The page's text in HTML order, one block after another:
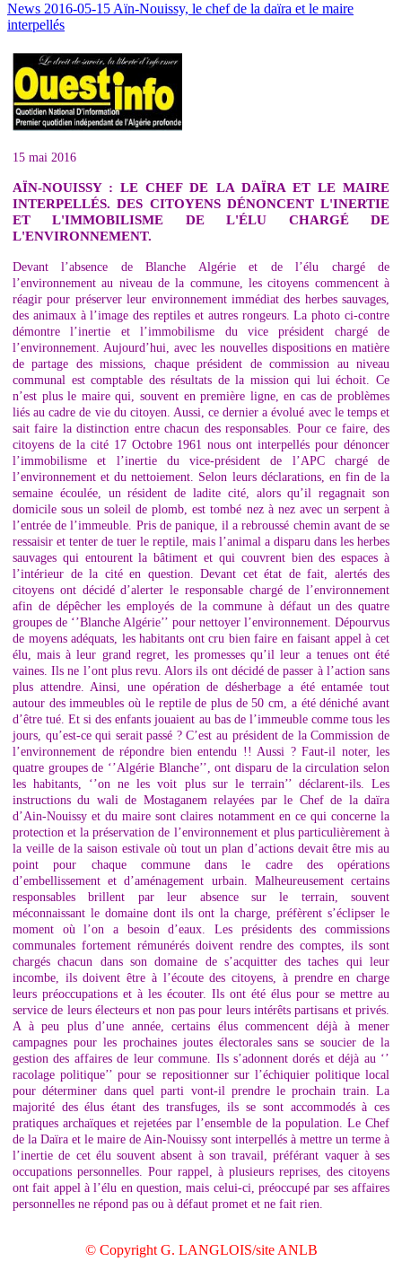
News 2016-05-15 Aïn-Nouissy, le chef de la daïra et le maire
interpellés
15 mai 2016
AÏN-NOUISSY : LE CHEF DE LA DAÏRA ET LE MAIRE
INTERPELLÉS. DES CITOYENS DÉNONCENT L'INERTIE
ET L'IMMOBILISME DE L'ÉLU CHARGÉ DE
L'ENVIRONNEMENT.
Devant l’absence de Blanche Algérie et de l’élu chargé de
l’environnement au niveau de la commune, les citoyens commencent à
réagir pour préserver leur environnement immédiat des herbes sauvages,
des animaux à l’image des reptiles et autres rongeurs. La photo ci-contre
démontre l’inertie et l’immobilisme du vice président chargé de
l’environnement. Aujourd’hui, avec les nouvelles dispositions en matière
de partage des missions, chaque président de commission au niveau
communal est comptable des résultats de la mission qui lui échoit. Ce
n’est plus le maire qui, souvent en première ligne, en cas de problèmes
liés au cadre de vie du citoyen. Aussi, ce dernier a évolué avec le temps et
sait faire la distinction entre chacun des responsables. Pour ce faire, des
citoyens de la cité 17 Octobre 1961 nous ont interpellés pour dénoncer
l’immobilisme et l’inertie du vice-président de l’APC chargé de
l’environnement et du nettoiement. Selon leurs déclarations, en fin de la
semaine écoulée, un résident de ladite cité, alors qu’il regagnait son
domicile sous un soleil de plomb, est tombé nez à nez avec un serpent à
l’entrée de l’immeuble. Pris de panique, il a rebroussé chemin avant de se
ressaisir et tenter de tuer le reptile, mais l’animal a disparu dans les herbes
sauvages qui entourent la bâtiment et qui couvrent bien des espaces à
l’intérieur de la cité en question. Devant cet état de fait, alertés des
citoyens ont décidé d’alerter le responsable chargé de l’environnement
afin de dépêcher les employés de la commune à défaut un des quatre
groupes de ‘’Blanche Algérie’’ pour nettoyer l’environnement. Dépourvus
de moyens adéquats, les habitants ont cru bien faire en faisant appel à cet
élu, mais à leur grand regret, les promesses qu’il leur a tenues ont été
vaines. Ils ne l’ont plus revu. Alors ils ont décidé de passer à l’action sans
plus attendre. Ainsi, une opération de désherbage a été entamée tout
autour des immeubles où le reptile de plus de 50 cm, a été déniché avant
d’être tué. Et si des enfants jouaient au bas de l’immeuble comme tous les
jours, qu’est-ce qui serait passé ? C’est au président de la Commission de
l’environnement de répondre bien entendu !! Aussi ? Faut-il noter, les
quatre groupes de ‘’Algérie Blanche’’, ont disparu de la circulation selon
les habitants, ‘’on ne les voit plus sur le terrain’’ déclarent-ils. Les
instructions du wali de Mostaganem relayées par le Chef de la daïra
d’Ain-Nouissy et du maire sont claires notamment en ce qui concerne la
protection et la préservation de l’environnement et plus particulièrement à
la veille de la saison estivale où tout un plan d’actions devait être mis au
point pour chaque commune dans le cadre des opérations
d’embellissement et d’aménagement urbain. Malheureusement certains
responsables brillent par leur absence sur le terrain, souvent
méconnaissant le domaine dont ils ont la charge, préfèrent s’éclipser le
moment où l’on a besoin d’eaux. Les présidents des commissions
communales fortement rémunérés doivent rendre des comptes, ils sont
chargés chacun dans son domaine de s’acquitter des taches qui leur
incombe, ils doivent être à l’écoute des citoyens, à prendre en charge
leurs préoccupations et à les écouter. Ils ont été élus pour se mettre au
service de leurs électeurs et non pas pour leurs intérêts partisans et privés.
A à peu plus d’une année, certains élus commencent déjà à mener
campagnes pour les prochaines joutes électorales sans se soucier de la
gestion des affaires de leur commune. Ils s’adonnent dorés et déjà au ‘’
racolage politique’’ pour se repositionner sur l’échiquier politique local
pour déterminer dans quel parti vont-il prendre le prochain train. La
majorité des élus étant des transfuges, ils se sont accommodés à ces
pratiques archaïques et rejetées par l’ensemble de la population. Le Chef
de la Daïra et le maire de Ain-Nouissy sont interpellés à mettre un terme à
l’inertie de cet élu souvent absent à son travail, préférant vaquer à ses
occupations personnelles. Pour rappel, à plusieurs reprises, des citoyens
ont fait appel à l’élu en question, mais celui-ci, préoccupé par ses affaires
personnelles ne répond pas ou à défaut promet et ne fait rien.
© Copyright G. LANGLOIS/site ANLB